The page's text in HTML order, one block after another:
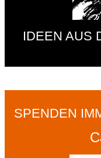
IDEEN AUS
SPENDEN